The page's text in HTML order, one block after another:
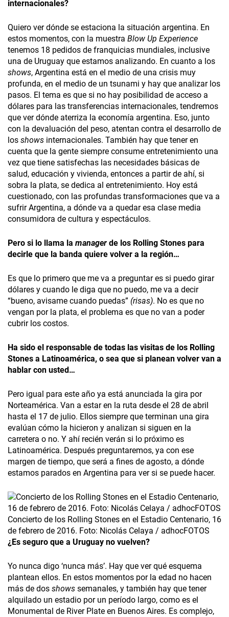
internacionales?
Quiero ver dónde se estaciona la situación argentina. En
estos momentos, con la muestra Blow Up Experience
tenemos 18 pedidos de franquicias mundiales, inclusive
una de Uruguay­ que estamos analizando. En cuanto a los
shows, Argentina está en el medio de una crisis muy
profunda, en el medio de un tsunami y hay que analizar los
pasos. El tema es que si no hay posibilidad de acceso a
dólares para las transferencias internacionales, tendremos
que ver dónde aterriza la economía argentina. Eso, junto
con la devaluación del peso, atentan contra el desarrollo de
los shows internacionales. También hay que tener en
cuenta que la gente siempre consume entretenimiento una
vez que tiene satisfechas las necesidades básicas de
salud, educación y vivienda, entonces a partir de ahí, si
sobra la plata, se dedica al entretenimiento. Hoy está
cuestionado, con las profundas transformaciones que va a
sufrir Argentina­, a dónde va a quedar esa clase media
consumidora de cultura y espectáculos.
Pero si lo llama la manager de los Rolling Stones para
decirle que la banda quiere volver a la región…
Es que lo primero que me va a preguntar es si puedo girar
dólares y cuando le diga que no puedo, me va a decir
“bueno, avisame cuando puedas” (risas). No es que no
vengan por la plata, el problema es que no van a poder
cubrir los costos.
Ha sido el responsable de todas las visitas de los Rolling
Stones a Latinoamérica, o sea que si planean volver van a
hablar con usted…
Pero igual para este año ya está anunciada la gira por
Norteamérica. Van a estar en la ruta desde el 28 de abril
hasta el 17 de julio. Ellos siempre que terminan una gira
evalúan cómo la hicieron y analizan si siguen en la
carretera o no. Y ahí recién verán si lo próximo es
Latinoamérica­. Después preguntaremos, ya con ese
margen de tiempo, que será a fines de agosto, a dónde
estamos parados en Argentina para ver si se puede hacer.
Concierto de los Rolling Stones en el Estadio Centenario, 16
de febrero de 2016. Foto: Nicolás Celaya / adhocFOTOS
¿Es seguro que a Uruguay no vuelven?
Yo nunca digo ‘nunca más’. Hay que ver qué esquema
plantean ellos. En estos momentos por la edad no hacen
más de dos shows semanales, y también hay que tener
alquilado un estadio por un período largo, como es el
Monumental de River Plate en Buenos Aires. Es complejo,